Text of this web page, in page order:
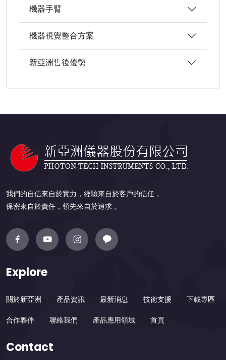
機器手臂
機器視覺整合方案
新亞洲售後優勢
我們的自信來自於實力，經驗來自於客戶的信任 。
保密來自於責任，領先來自於追求 。
Explore
關於新亞洲 產品資訊 最新消息 技術支援 下載專區
合作夥伴 聯絡我們 產品應用領域 首頁
Contact